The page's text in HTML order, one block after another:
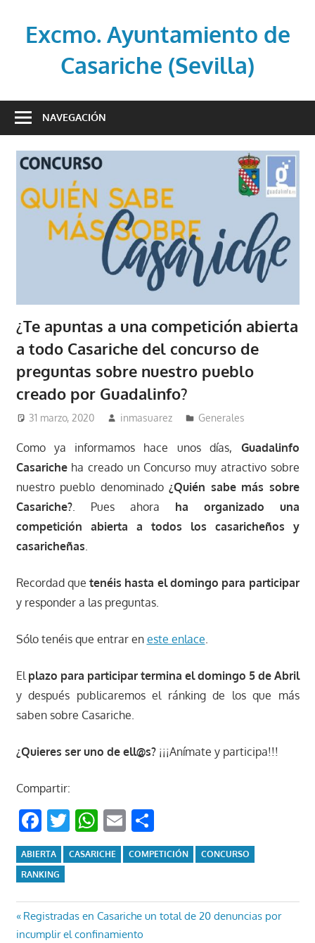
contenidoExcmo. Ayuntamiento de
Casariche (Sevilla)
oficial
Ayuntamiento
de
Casariche
(Sevilla)
NAVEGACIÓN
¿Te apuntas a una competición abierta
a todo Casariche del concurso de
preguntas sobre nuestro pueblo
creado por Guadalinfo?
31 marzo, 2020 inmasuarez Generales
Como ya informamos hace unos días, Guadalinfo
Casaricheha creado un Concurso muy atractivo sobre
nuestro pueblo denominado ¿Quién sabe más sobre
Casariche?. Pues ahora ha organizado una
competición abierta a todos los casaricheños y
casaricheñas
Recordad quetenéis hasta el domingo para participar
y responder a las preguntas.
Sólo tenéis que entrar en este enlace
El plazo para participar termina el domingo 5 de Abril
y después publicaremos el ránking de los que más
saben sobre Casariche.
¿Quieres ser uno de ell@s?¡¡¡Anímate y participa!!!
Compartir:
Facebook
Twitter
WhatsApp
EmailCompartir
ABIERTA CASARICHE COMPETICIÓN
CONCURSO
RANKING
Navegación
Entrada
anterior:
Registradas en Casariche un total de 20 denuncias por
incumplir el confinamiento